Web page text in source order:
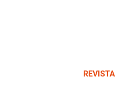
REVISTA